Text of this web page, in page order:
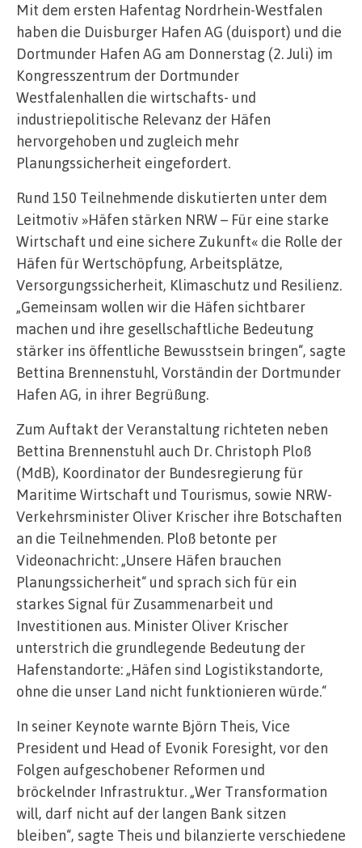
Mit dem ersten Hafentag Nordrhein-Westfalen
haben die Duisburger Hafen AG (duisport) und die
Dortmunder Hafen AG am Donnerstag (2. Juli) im
Kongresszentrum der Dortmunder
Westfalenhallen die wirtschafts- und
industriepolitische Relevanz der Häfen
hervorgehoben und zugleich mehr
Planungssicherheit eingefordert.
Rund 150 Teilnehmende diskutierten unter dem
Leitmotiv »Häfen stärken NRW – Für eine starke
Wirtschaft und eine sichere Zukunft« die Rolle der
Häfen für Wertschöpfung, Arbeitsplätze,
Versorgungssicherheit, Klimaschutz und Resilienz.
„Gemeinsam wollen wir die Häfen sichtbarer
machen und ihre gesellschaftliche Bedeutung
stärker ins öffentliche Bewusstsein bringen“, sagte
Bettina Brennenstuhl, Vorständin der Dortmunder
Hafen AG, in ihrer Begrüßung.
Zum Auftakt der Veranstaltung richteten neben
Bettina Brennenstuhl auch Dr. Christoph Ploß
(MdB), Koordinator der Bundesregierung für
Maritime Wirtschaft und Tourismus, sowie NRW-
Verkehrsminister Oliver Krischer ihre Botschaften
an die Teilnehmenden. Ploß betonte per
Videonachricht: „Unsere Häfen brauchen
Planungssicherheit“ und sprach sich für ein
starkes Signal für Zusammenarbeit und
Investitionen aus. Minister Oliver Krischer
unterstrich die grundlegende Bedeutung der
Hafenstandorte: „Häfen sind Logistikstandorte,
ohne die unser Land nicht funktionieren würde.“
In seiner Keynote warnte Björn Theis, Vice
President und Head of Evonik Foresight, vor den
Folgen aufgeschobener Reformen und
bröckelnder Infrastruktur. „Wer Transformation
will, darf nicht auf der langen Bank sitzen
bleiben“, sagte Theis und bilanzierte verschiedene